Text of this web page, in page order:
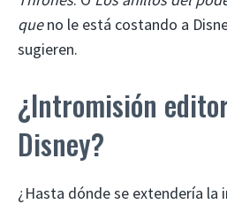
queno le está costando a
sugieren.
¿Intromisión
Disney?
¿Hasta dónde se extendería la